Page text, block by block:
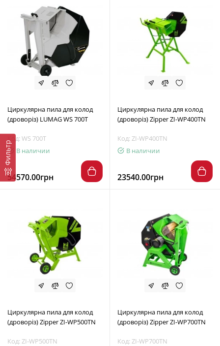
Фильтр
Циркулярна пила для колод
(дроворіз) LUMAG WS 700T
Код: WS 700T
В наличии
54570.00грн
Циркулярна пила для колод
(дроворіз) Zipper ZI-WP400TN
Код: ZI-WP400TN
В наличии
23540.00грн
Циркулярна пила для колод
(дроворіз) Zipper ZI-WP500TN
Код: ZI-WP500TN
Циркулярна пила для колод
(дроворіз) Zipper ZI-WP700TN
Код: ZI-WP700TN